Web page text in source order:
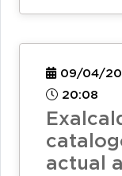
09/04/
20:08
actual